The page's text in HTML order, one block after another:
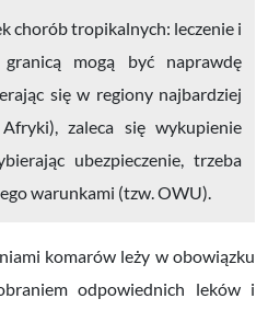
chorób tropikalnych: leczenie i
mogą być naprawdę
się w regiony najbardziej
zaleca się wykupienie
ubezpieczenie, trzeba
warunkami (tzw. OWU).
komarów leży w obowiązku
odpowiednich leków i